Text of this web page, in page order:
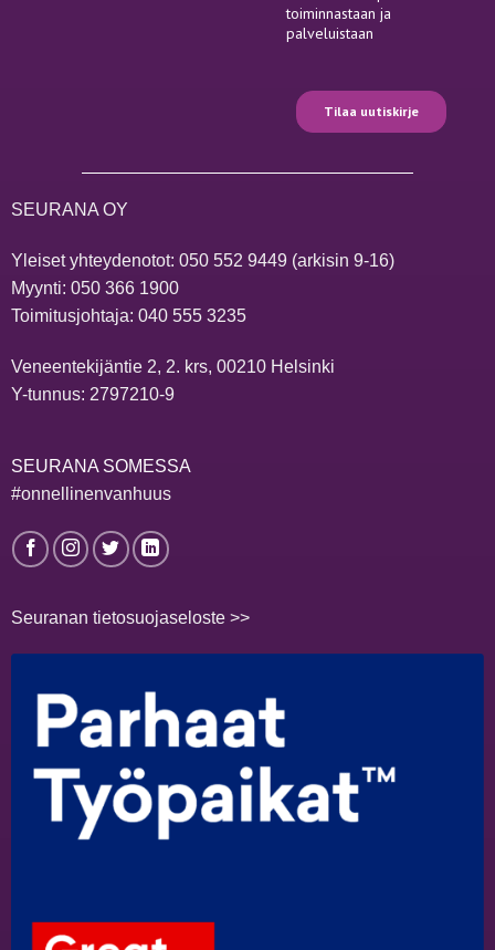
SEURANA OY
Yleiset yhteydenotot: 050 552 9449(arkisin 9-16)
Myynti: 050 366 1900
Toimitusjohtaja: 040 555 3235
Veneentekijäntie 2, 2. krs, 00210 Helsinki
Y-tunnus: 2797210-9
SEURANA SOMESSA
#onnellinenvanhuus
Seuranan tietosuojaseloste >>